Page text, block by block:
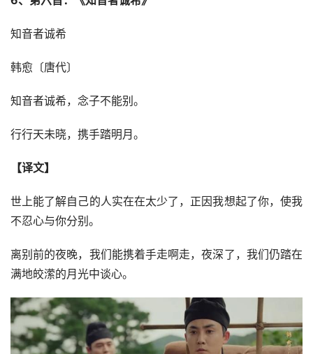
知音者诚希
韩愈〔唐代〕
知音者诚希，念子不能别。
行行天未晓，携手踏明月。
【译文】
世上能了解自己的人实在在太少了，正因我想起了你，使我
不忍心与你分别。
离别前的夜晚，我们能携着手走啊走，夜深了，我们仍踏在
满地皎潆的月光中谈心。